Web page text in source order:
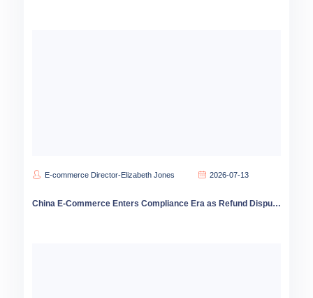
E-commerce Director-Elizabeth Jones 2026-07-13
China E-Commerce Enters Compliance Era as Refund Disputes Reshape Platform Competition